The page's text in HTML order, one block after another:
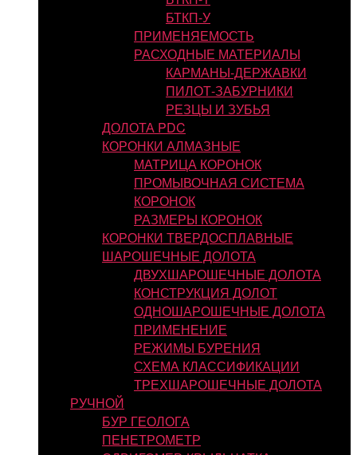
БТКП-У
ПРИМЕНЯЕМОСТЬ
РАСХОДНЫЕ МАТЕРИАЛЫ
КАРМАНЫ-ДЕРЖАВКИ
ПИЛОТ-ЗАБУРНИКИ
РЕЗЦЫ И ЗУБЬЯ
ДОЛОТА PDC
КОРОНКИ АЛМАЗНЫЕ
МАТРИЦА КОРОНОК
ПРОМЫВОЧНАЯ СИСТЕМА
КОРОНОК
РАЗМЕРЫ КОРОНОК
КОРОНКИ ТВЕРДОСПЛАВНЫЕ
ШАРОШЕЧНЫЕ ДОЛОТА
ДВУХШАРОШЕЧНЫЕ ДОЛОТА
КОНСТРУКЦИЯ ДОЛОТ
ОДНОШАРОШЕЧНЫЕ ДОЛОТА
ПРИМЕНЕНИЕ
РЕЖИМЫ БУРЕНИЯ
СХЕМА КЛАССИФИКАЦИИ
ТРЕХШАРОШЕЧНЫЕ ДОЛОТА
РУЧНОЙ
БУР ГЕОЛОГА
ПЕНЕТРОМЕТР